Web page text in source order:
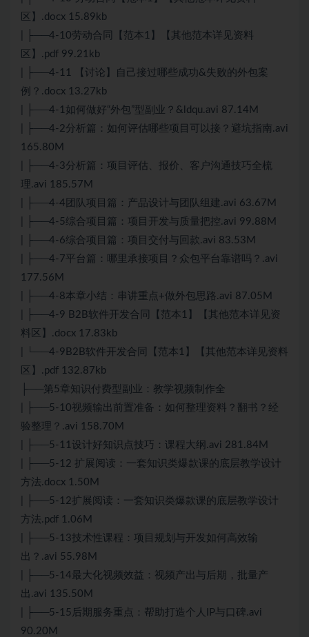
区】.docx 15.89kb
| ├──4-10劳动合同【范本1】【其他范本详见资料
区】.pdf 99.21kb
| ├──4-11 【讨论】自己接过哪些成功&失败的外包案
例？.docx 13.27kb
| ├──4-1如何做好“外包”型副业？&ldqu.avi 87.14M
| ├──4-2分析篇：如何评估哪些项目可以接？避坑指南.avi
165.80M
| ├──4-3分析篇：项目评估、报价、客户沟通技巧全梳
理.avi 185.57M
| ├──4-4团队项目篇：产品设计与团队组建.avi 63.67M
| ├──4-5综合项目篇：项目开发与质量把控.avi 99.88M
| ├──4-6综合项目篇：项目交付与回款.avi 83.53M
| ├──4-7平台篇：哪里承接项目？众包平台靠谱吗？.avi
177.56M
| ├──4-8本章小结：串讲重点+做外包思路.avi 87.05M
| ├──4-9 B2B软件开发合同【范本1】【其他范本详见资
料区】.docx 17.83kb
| └──4-9B2B软件开发合同【范本1】【其他范本详见资料
区】.pdf 132.87kb
├──第5章知识付费型副业：教学视频制作全
| ├──5-10视频输出前置准备：如何整理资料？翻书？经
验整理？.avi 158.70M
| ├──5-11设计好知识点技巧：课程大纲.avi 281.84M
| ├──5-12 扩展阅读：一套知识类爆款课的底层教学设计
方法.docx 1.50M
| ├──5-12扩展阅读：一套知识类爆款课的底层教学设计
方法.pdf 1.06M
| ├──5-13技术性课程：项目规划与开发如何高效输
出？.avi 55.98M
| ├──5-14最大化视频效益：视频产出与后期，批量产
出.avi 135.50M
| ├──5-15后期服务重点：帮助打造个人IP与口碑.avi
90.20M